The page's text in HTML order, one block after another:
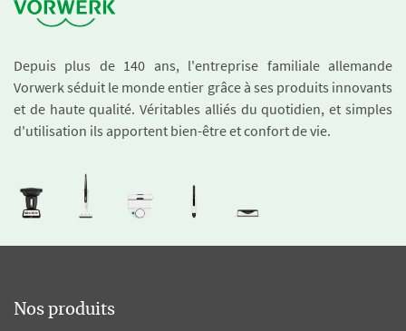
Depuis plus de 140 ans, l'entreprise familiale allemande
Vorwerk séduit le monde entier grâce à ses produits innovants
et de haute qualité. Véritables alliés du quotidien, et simples
d'utilisation ils apportent bien-être et confort de vie.
Nos produits